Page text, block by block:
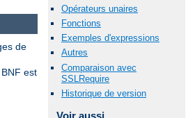
Opérateurs unaires
Fonctions
Exemples d'expressions
Autres
Comparaison avec
SSLRequire
Historique de version
Voir aussi
de
est